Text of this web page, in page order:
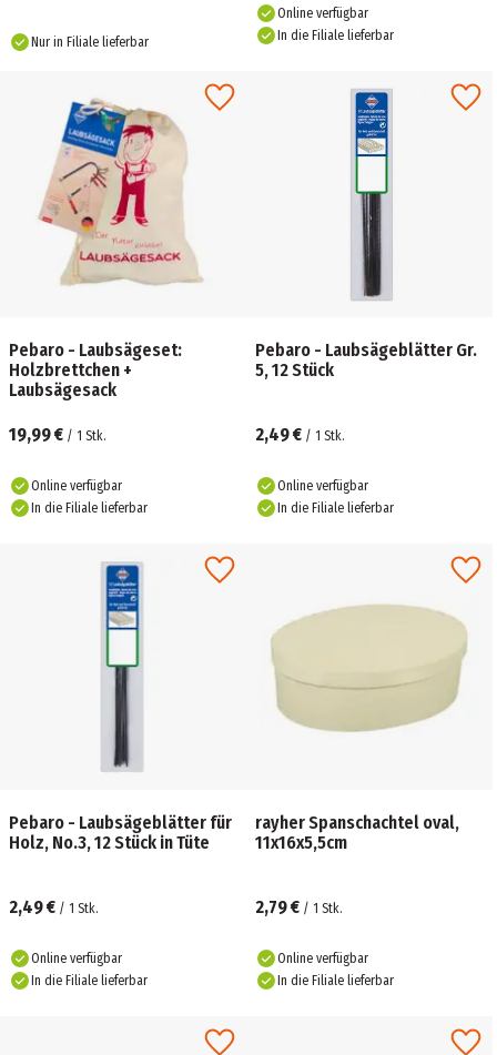
Nur in Filiale lieferbar
Online verfügbar
In die Filiale lieferbar
Pebaro - Laubsägeset:
Holzbrettchen +
Laubsägesack
19,99 € / 1 Stk.
Online verfügbar
In die Filiale lieferbar
Pebaro - Laubsägeblätter Gr.
5, 12 Stück
2,49 € / 1 Stk.
Online verfügbar
In die Filiale lieferbar
Pebaro - Laubsägeblätter für
Holz, No.3, 12 Stück in Tüte
2,49 € / 1 Stk.
Online verfügbar
In die Filiale lieferbar
rayher Spanschachtel oval,
11x16x5,5cm
2,79 € / 1 Stk.
Online verfügbar
In die Filiale lieferbar